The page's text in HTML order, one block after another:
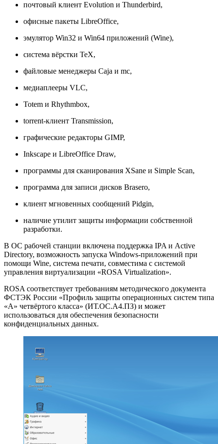
почтовый клиент Evolution и Thunderbird,
офисные пакеты LibreOffice,
эмулятор Win32 и Win64 приложений (Wine),
система вёрстки TeX,
файловые менеджеры Caja и mc,
медиаплееры VLC,
Totem и Rhythmbox,
torrent-клиент Transmission,
графические редакторы GIMP,
Inkscape и LibreOffice Draw,
программы для сканирования XSane и Simple Scan,
программа для записи дисков Brasero,
клиент мгновенных сообщений Pidgin,
наличие утилит защиты информации собственной
разработки.
В ОС рабочей станции включена поддержка IPA и Active
Directory, возможность запуска Windows-приложений при
помощи Wine, система печати, совместима с системой
управления виртуализации «ROSA Virtualization».
ROSA соответствует требованиям методического документа
ФСТЭК России «Профиль защиты операционных систем типа
«А» четвёртого класса» (ИТ.ОС.А4.ПЗ) и может
использоваться для обеспечения безопасности
конфиденциальных данных.